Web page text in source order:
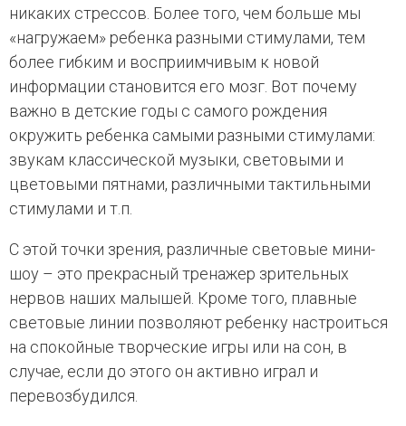
никаких стрессов. Более того, чем больше мы
«нагружаем» ребенка разными стимулами, тем
более гибким и восприимчивым к новой
информации становится его мозг. Вот почему
важно в детские годы с самого рождения
окружить ребенка самыми разными стимулами:
звукам классической музыки, световыми и
цветовыми пятнами, различными тактильными
стимулами и т.п.
С этой точки зрения, различные световые мини-
шоу – это прекрасный тренажер зрительных
нервов наших малышей. Кроме того, плавные
световые линии позволяют ребенку настроиться
на спокойные творческие игры или на сон, в
случае, если до этого он активно играл и
перевозбудился.